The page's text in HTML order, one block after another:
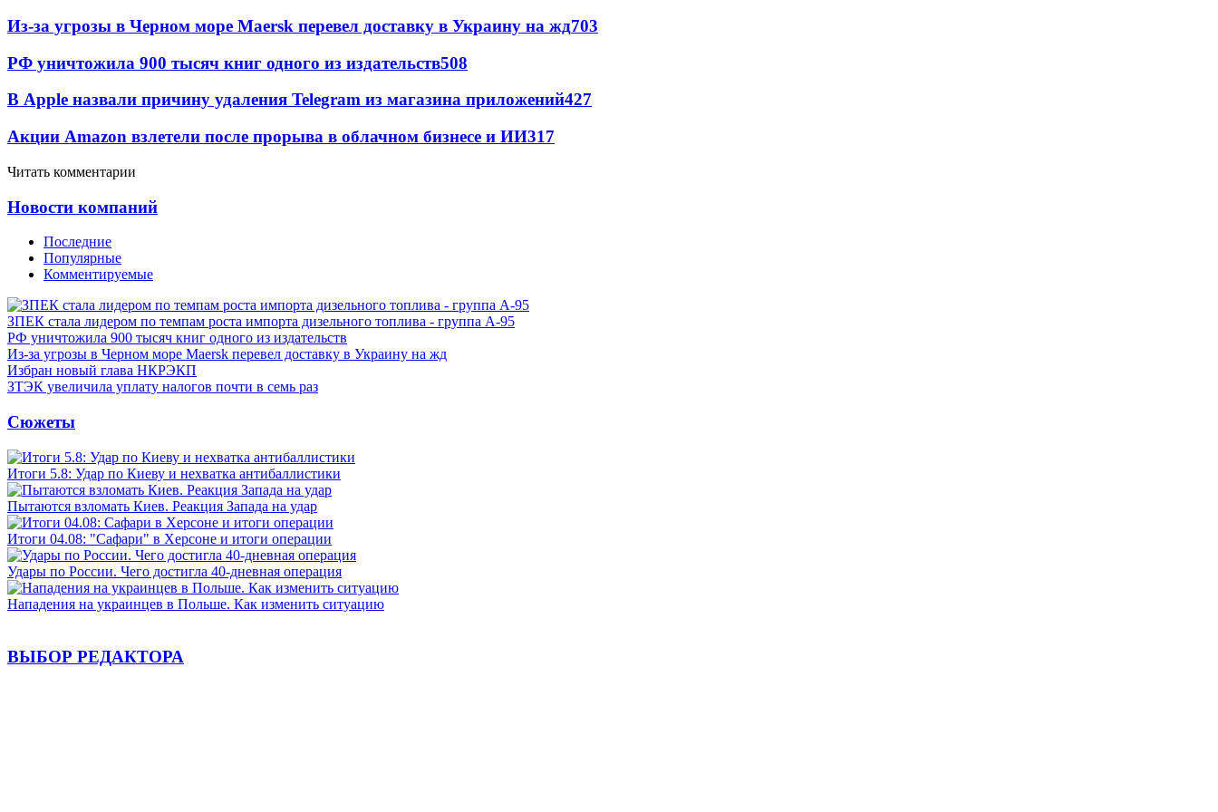
Из-за угрозы в Черном море Maersk перевел доставку в Украину на жд703
РФ уничтожила 900 тысяч книг одного из издательств508
В Apple назвали причину удаления Telegram из магазина приложений427
Акции Amazon взлетели после прорыва в облачном бизнесе и ИИ317
Читать комментарии
Новости компаний
Последние
Популярные
Комментируемые
ЗПЕК стала лидером по темпам роста импорта дизельного топлива - группа А-95
РФ уничтожила 900 тысяч книг одного из издательств
Из-за угрозы в Черном море Maersk перевел доставку в Украину на жд
Избран новый глава НКРЭКП
ЗТЭК увеличила уплату налогов почти в семь раз
Сюжеты
Итоги 5.8: Удар по Киеву и нехватка антибаллистики
Пытаются взломать Киев. Реакция Запада на удар
Итоги 04.08: "Сафари" в Херсоне и итоги операции
Удары по России. Чего достигла 40-дневная операция
Нападения на украинцев в Польше. Как изменить ситуацию
ВЫБОР РЕДАКТОРА